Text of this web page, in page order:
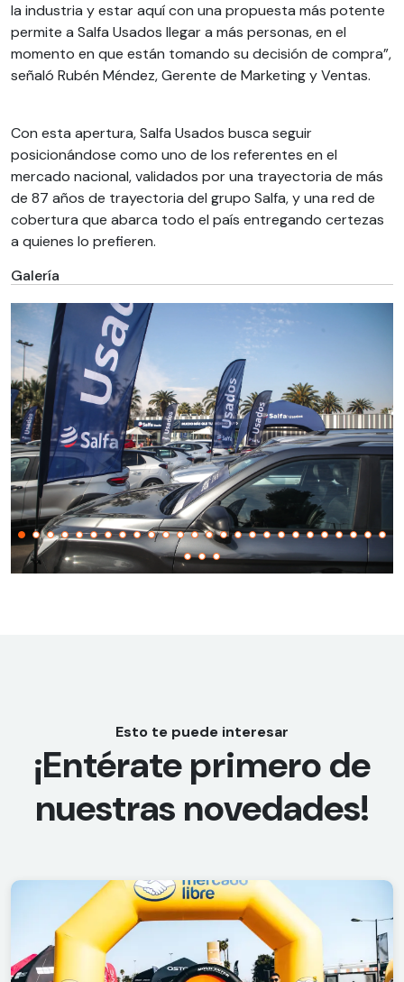
la industria y estar aquí con una propuesta más potente
permite a Salfa Usados llegar a más personas, en el
momento en que están tomando su decisión de compra”,
señaló Rubén Méndez, Gerente de Marketing y Ventas.
Con esta apertura, Salfa Usados busca seguir
posicionándose como uno de los referentes en el
mercado nacional, validados por una trayectoria de más
de 87 años de trayectoria del grupo Salfa, y una red de
cobertura que abarca todo el país entregando certezas
a quienes lo prefieren.
Galería
Esto te puede interesar
¡Entérate primero de
nuestras novedades!